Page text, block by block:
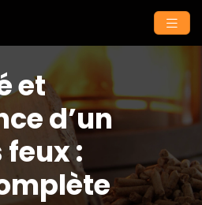
et
d’un
: